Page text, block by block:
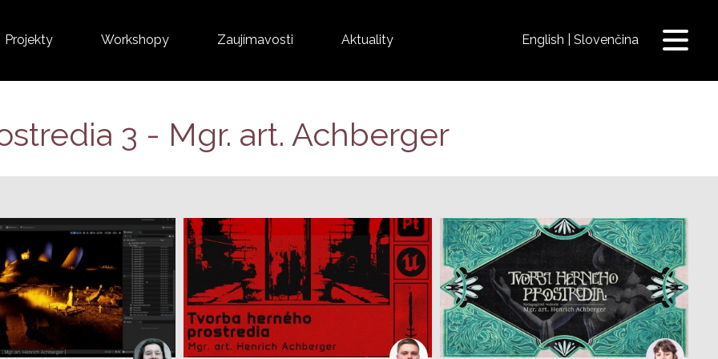
Projekty Workshopy Zaujímavosti Aktuality English Slovenčina
3 - Mgr. art. Achberger